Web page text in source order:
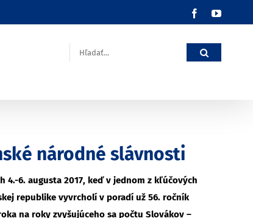
Facebook
Hľadať:
národné slávnosti
6. augusta 2017, keď v jednom z kľúčových
republike vyvrcholí v poradí už 56. ročník
na roky zvyšujúceho sa počtu Slovákov –